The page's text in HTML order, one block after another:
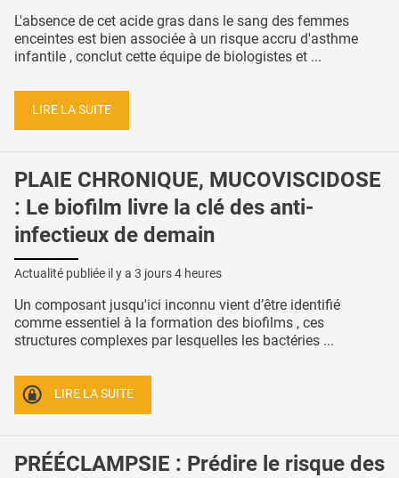
L'absence de cet acide gras dans le sang des femmes
enceintes est bien associée à un risque accru d'asthme
infantile , conclut cette équipe de biologistes et ...
LIRE LA SUITE
PLAIE CHRONIQUE, MUCOVISCIDOSE
: Le biofilm livre la clé des anti-
infectieux de demain
Actualité publiée il y a 3 jours 4 heures
Un composant jusqu'ici inconnu vient d’être identifié
comme essentiel à la formation des biofilms , ces
structures complexes par lesquelles les bactéries ...
LIRE LA SUITE
PRÉÉCLAMPSIE : Prédire le risque des